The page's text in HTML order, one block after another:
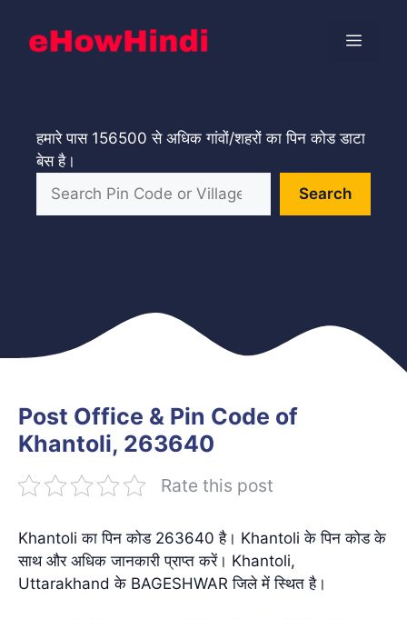
content
Menu
हमारे पास 156500 से अधिक गांवों/शहरों का पिन कोड डाटा
बेस है।
Search
Post Office & Pin Code of
Khantoli, 263640
Rate this post
Khantoli का पिन कोड 263640 है। Khantoli के पिन कोड के
साथ और अधिक जानकारी प्राप्त करें। Khantoli,
Uttarakhand के BAGESHWAR जिले में स्थित है।